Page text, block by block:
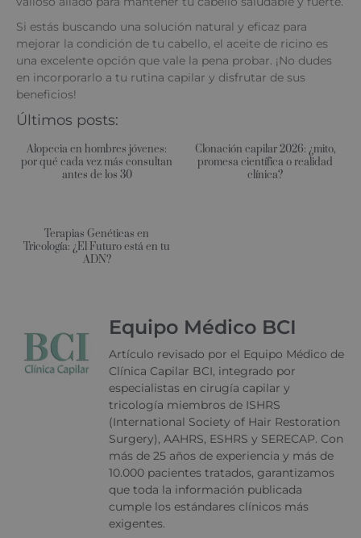
Si estás buscando una solución natural y eficaz para
mejorar la condición de tu cabello, el aceite de ricino es
una excelente opción que vale la pena probar. ¡No dudes
en incorporarlo a tu rutina capilar y disfrutar de sus
beneficios!
Últimos posts:
Alopecia en hombres jóvenes:
por qué cada vez más consultan
antes de los 30
Clonación capilar 2026: ¿mito,
promesa científica o realidad
clínica?
Terapias Genéticas en
Tricología: ¿El Futuro está en tu
ADN?
Equipo Médico BCI
Artículo revisado por el Equipo Médico de
Clínica Capilar BCI, integrado por
especialistas en cirugía capilar y
tricología miembros de ISHRS
(International Society of Hair Restoration
Surgery), AAHRS, ESHRS y SERECAP. Con
más de 25 años de experiencia y más de
10.000 pacientes tratados, garantizamos
que toda la información publicada
cumple los estándares clínicos más
exigentes.